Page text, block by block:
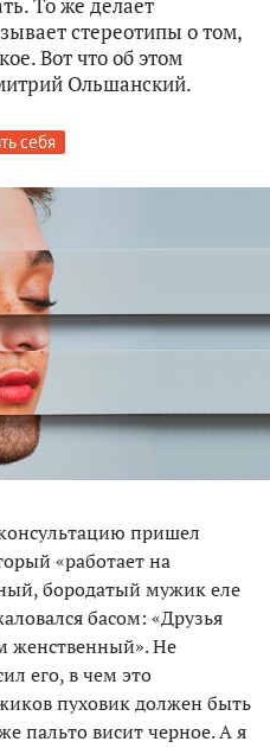
То же делает
стереотипы о том,
Вот что об этом
Ольшанский.
себя
пришел
«работает на
бородатый мужик еле
басом: «Друзья
женственный». Не
его, в чем это
пуховик должен быть
пальто висит черное. А я